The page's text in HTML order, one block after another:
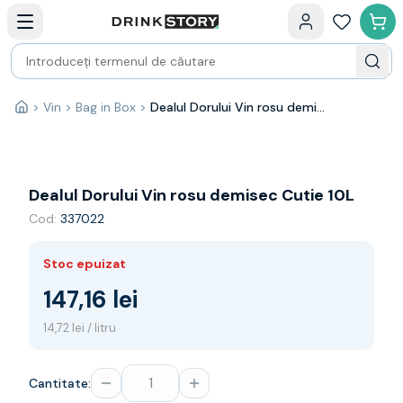
Bauturi fine — selectie
Produse Noi
Cosuri cadou
Pachete & Cadouri
Vin
Franta
Spania
Australia
Germania
Noua Zeelanda
Prosecco
Acasă
> Vin > Bag in Box > Dealul Dorului Vin rosu demisec Cutie 10L
Dealul Dorului Vin rosu demisec Cutie 10L
Cod: 337022
Stoc epuizat
147,16 lei
14,72 lei / litru
Cantitate: